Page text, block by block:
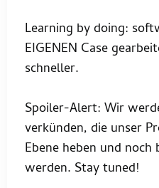
Learning by doing:
EIGENEN Case
schneller.
Spoiler-Alert: Wir
verkünden, die unser
Ebene heben und noch
werden. Stay tuned!